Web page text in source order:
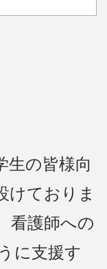
生の皆様向
けておりま
看護師への
に支援す